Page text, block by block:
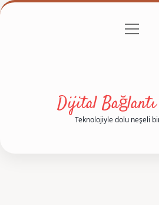
Gizlilik Politikası
menüyü
Dijital
Teknolojiyle dolu neşeli